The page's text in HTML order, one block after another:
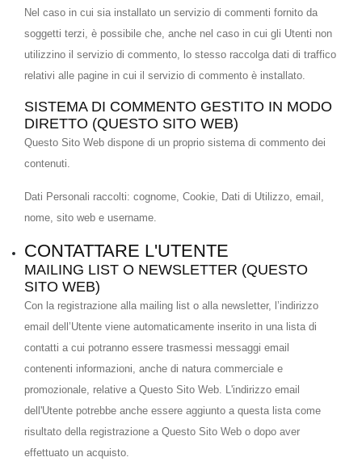
Nel caso in cui sia installato un servizio di commenti fornito da
soggetti terzi, è possibile che, anche nel caso in cui gli Utenti non
utilizzino il servizio di commento, lo stesso raccolga dati di traffico
relativi alle pagine in cui il servizio di commento è installato.
SISTEMA DI COMMENTO GESTITO IN MODO
DIRETTO (QUESTO SITO WEB)
Questo Sito Web dispone di un proprio sistema di commento dei
contenuti.
Dati Personali raccolti: cognome, Cookie, Dati di Utilizzo, email,
nome, sito web e username.
CONTATTARE L'UTENTE
MAILING LIST O NEWSLETTER (QUESTO
SITO WEB)
Con la registrazione alla mailing list o alla newsletter, l’indirizzo
email dell’Utente viene automaticamente inserito in una lista di
contatti a cui potranno essere trasmessi messaggi email
contenenti informazioni, anche di natura commerciale e
promozionale, relative a Questo Sito Web. L'indirizzo email
dell'Utente potrebbe anche essere aggiunto a questa lista come
risultato della registrazione a Questo Sito Web o dopo aver
effettuato un acquisto.